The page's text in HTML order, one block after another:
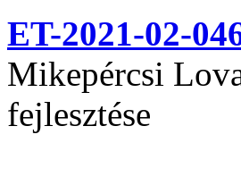
ET-2021-02-
Mikepércsi
fejlesztése